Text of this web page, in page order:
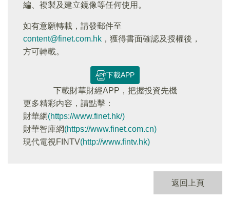
編、複製及建立鏡像等任何使用。
如有意願轉載，請發郵件至
content@finet.com.hk ，獲得書面確認及授權後，
方可轉載。
下載APP
下載財華財經APP，把握投資先機
更多精彩内容，請點擊：
財華網(https://www.finet.hk/)
財華智庫網(https://www.finet.com.cn)
現代電視FINTV(http://www.fintv.hk)
返回上頁